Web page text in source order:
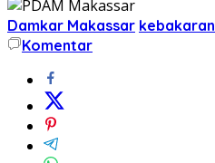
Damkar Makassar kebakaran
Komentar